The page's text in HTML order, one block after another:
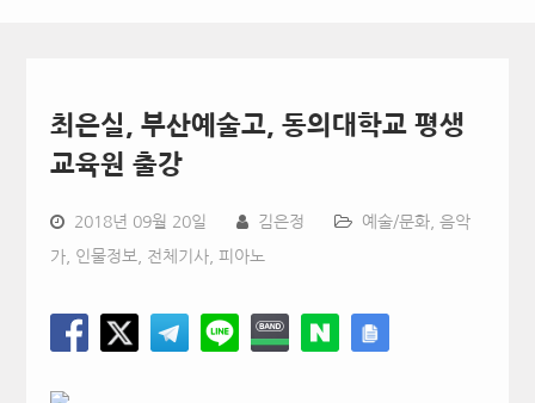
최은실, 부산예술고, 동의대학교 평생
교육원 출강
2018년 09월 20일 김은정 예술/문화, 음악
가, 인물정보, 전체기사, 피아노